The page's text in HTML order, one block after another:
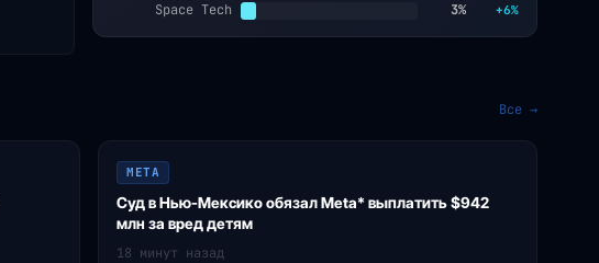
Space Tech 3% +6%
Все →
META
Суд в Нью-Мексико обязал Meta* выплатить $942
млн за вред детям
18 минут назад